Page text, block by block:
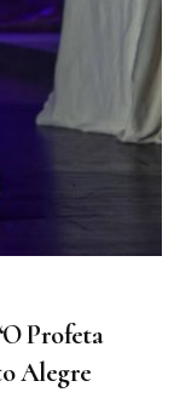
Profeta
Alegre